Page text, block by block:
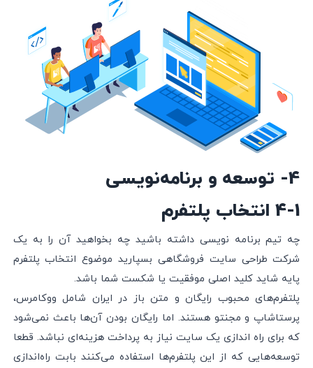
4- توسعه و برنامه‌نویسی
4-1 انتخاب پلتفرم
چه تیم برنامه نویسی داشته باشید چه بخواهید آن را به یک
شرکت طراحی سایت فروشگاهی بسپارید موضوع انتخاب پلتفرم
پایه شاید کلید اصلی موفقیت یا شکست شما باشد.
پلتفرم‌های محبوب رایگان و متن باز در ایران شامل ووکامرس،
پرستاشاپ و مجنتو هستند. اما رایگان بودن آن‌ها باعث نمی‌شود
که برای راه اندازی یک سایت نیاز به پرداخت هزینه‌ای نباشد. قطعا
توسعه‌هایی که از این پلتفرم‌ها استفاده می‌کنند بابت راه‌اندازی